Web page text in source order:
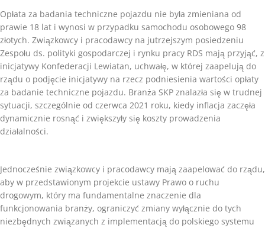
Opłata za badania techniczne pojazdu nie była zmieniana od
prawie 18 lat i wynosi w przypadku samochodu osobowego 98
złotych. Związkowcy i pracodawcy na jutrzejszym posiedzeniu
Zespołu ds. polityki gospodarczej i rynku pracy RDS mają przyjąć, z
inicjatywy Konfederacji Lewiatan, uchwałę, w której zaapelują do
rządu o podjęcie inicjatywy na rzecz podniesienia wartości opłaty
za badanie techniczne pojazdu. Branża SKP znalazła się w trudnej
sytuacji, szczególnie od czerwca 2021 roku, kiedy inflacja zaczęła
dynamicznie rosnąć i zwiększyły się koszty prowadzenia
działalności.
Jednocześnie związkowcy i pracodawcy mają zaapelować do rządu,
aby w przedstawionym projekcie ustawy Prawo o ruchu
drogowym, który ma fundamentalne znaczenie dla
funkcjonowania branży, ograniczyć zmiany wyłącznie do tych
niezbędnych związanych z implementacją do polskiego systemu